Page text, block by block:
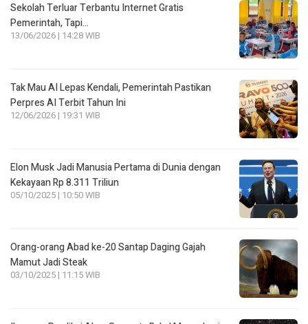
Sekolah Terluar Terbantu Internet Gratis
Pemerintah, Tapi…
13/06/2026 | 14:28 WIB
Tak Mau AI Lepas Kendali, Pemerintah Pastikan
Perpres AI Terbit Tahun Ini
12/06/2026 | 19:31 WIB
Elon Musk Jadi Manusia Pertama di Dunia dengan
Kekayaan Rp 8.311 Triliun
05/10/2025 | 10:50 WIB
Orang-orang Abad ke-20 Santap Daging Gajah
Mamut Jadi Steak
03/10/2025 | 11:15 WIB